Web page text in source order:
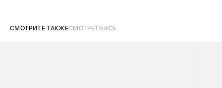
СМОТРИТЕ ТАКЖЕСМОТРЕТЬ ВСЕ